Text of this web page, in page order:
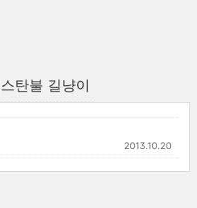
탄불 길냥이
2013.10.20